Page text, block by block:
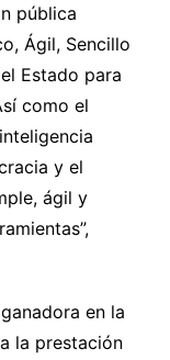
pública
Ágil, Sencillo
Estado para
como el
y el
ágil y
en la
la prestación